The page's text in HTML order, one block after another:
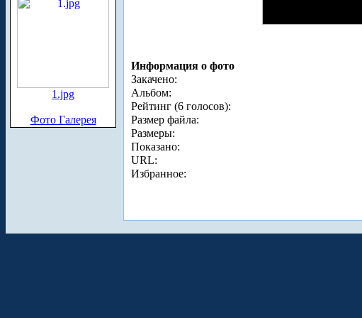
1.jpg
Фото Галерея
Информация о фото
Закачено:
Альбом:
Рейтинг (6 голосов):
Размер файла:
Размеры:
Показано:
URL:
Избранное: